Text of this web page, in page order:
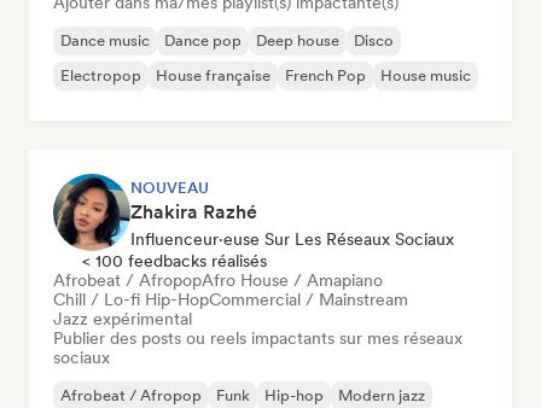
Dance music Dance pop Deep house
Disco
Electropop
House française French Pop House music
NOUVEAU
Zhakira Razhé
Influenceur·euse Sur Les Réseaux Sociaux
< 100 feedbacks réalisés
Afrobeat / AfropopAfro House / Amapiano
Chill / Lo-fi Hip-HopCommercial / Mainstream
Jazz expérimental
Publier des posts ou reels impactants sur mes réseaux
sociaux
Afrobeat / Afropop Funk Hip-hop Modern jazz